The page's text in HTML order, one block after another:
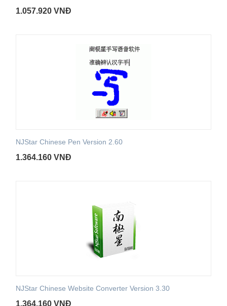
1.057.920 VNĐ
NJStar Chinese Pen Version 2.60
1.364.160 VNĐ
NJStar Chinese Website Converter Version 3.30
1.364.160 VNĐ